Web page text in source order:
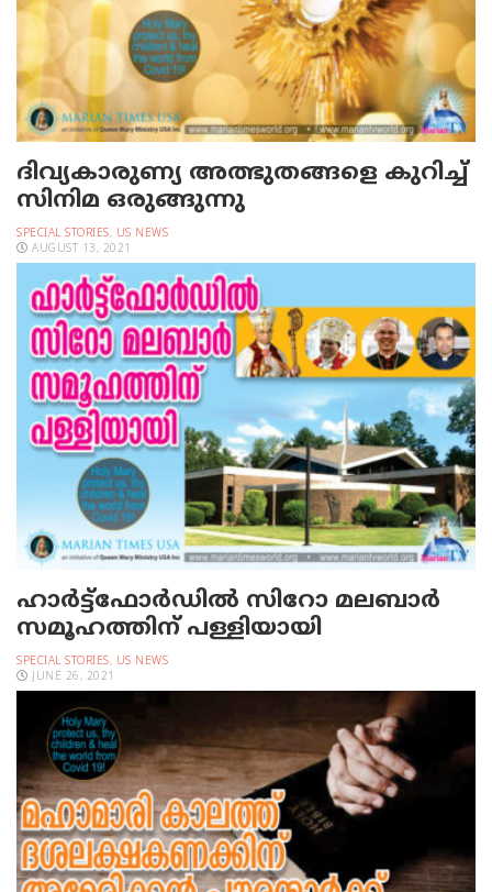
ദിവ്യകാരുണ്യ അത്ഭുതങ്ങളെ കുറിച്ച്
സിനിമ ഒരുങ്ങുന്നു
SPECIAL STORIES, US NEWS
AUGUST 13, 2021
ഹാര്‍ട്ട്‌ഫോര്‍ഡില്‍ സിറോ മലബാര്‍
സമൂഹത്തിന് പള്ളിയായി
SPECIAL STORIES, US NEWS
JUNE 26, 2021